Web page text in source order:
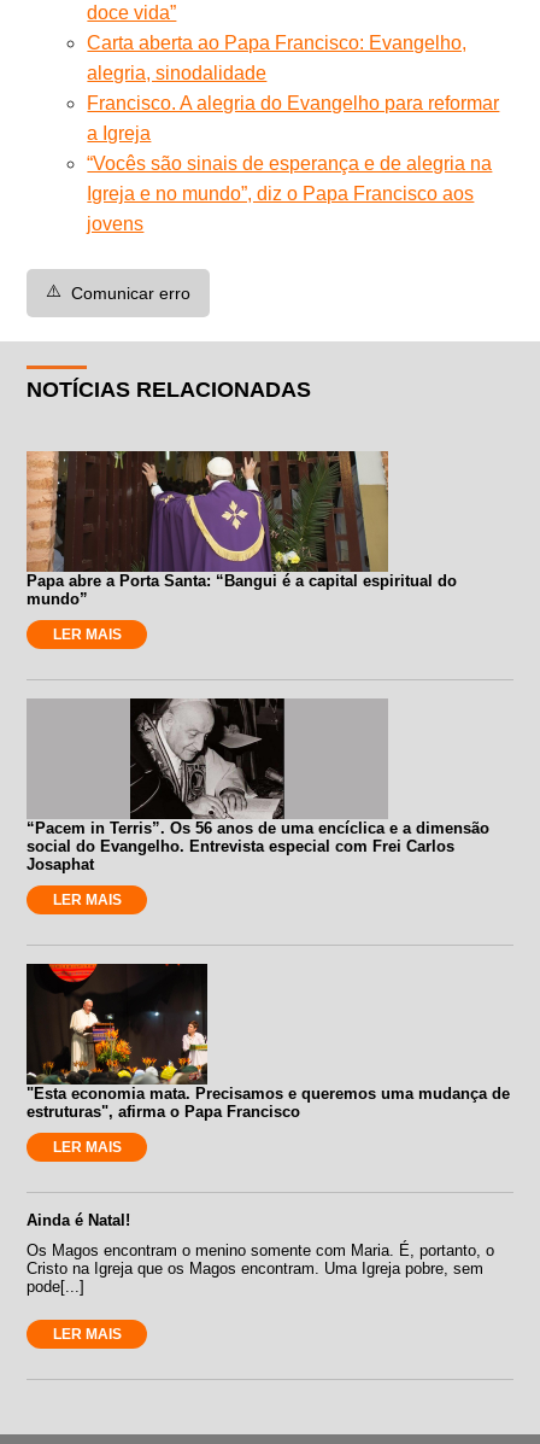
doce vida”
Carta aberta ao Papa Francisco: Evangelho,
alegria, sinodalidade
Francisco. A alegria do Evangelho para reformar
a Igreja
“Vocês são sinais de esperança e de alegria na
Igreja e no mundo”, diz o Papa Francisco aos
jovens
⚠️ Comunicar erro
NOTÍCIAS RELACIONADAS
Papa abre a Porta Santa: “Bangui é a capital espiritual do
mundo”
LER MAIS
“Pacem in Terris”. Os 56 anos de uma encíclica e a dimensão
social do Evangelho. Entrevista especial com Frei Carlos
Josaphat
LER MAIS
"Esta economia mata. Precisamos e queremos uma mudança de
estruturas", afirma o Papa Francisco
LER MAIS
Ainda é Natal!
Os Magos encontram o menino somente com Maria. É, portanto, o
Cristo na Igreja que os Magos encontram. Uma Igreja pobre, sem
pode[...]
LER MAIS